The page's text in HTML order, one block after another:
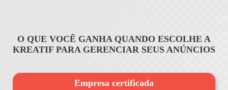
O QUE VOCÊ GANHA QUANDO ESCOLHE A
KREATIF PARA GERENCIAR SEUS ANÚNCIOS
Empresa certificada